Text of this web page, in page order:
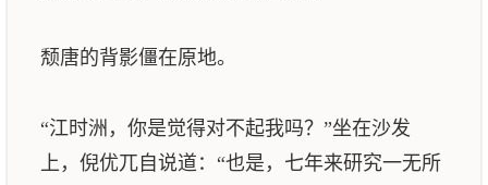
颓唐的背影僵在原地。
“江时洲，你是觉得对不起我吗？”坐在沙发
上，倪优兀自说道：“也是，七年来研究一无所